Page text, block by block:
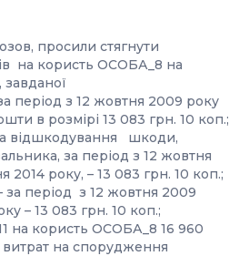
просили стягнути
на користь ОСОБА_8 на
з 12 жовтня 2009 року
в розмірі 13 083 грн. 10 коп.;
відшкодування шкоди,
за період з 12 жовтня
року, – 13 083 грн. 10 коп.;
період з 12 жовтня 2009
– 13 083 грн. 10 коп.;
користь ОСОБА_8 16 960
на спорудження